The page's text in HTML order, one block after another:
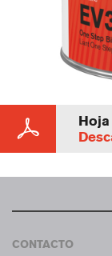
CONTACTO